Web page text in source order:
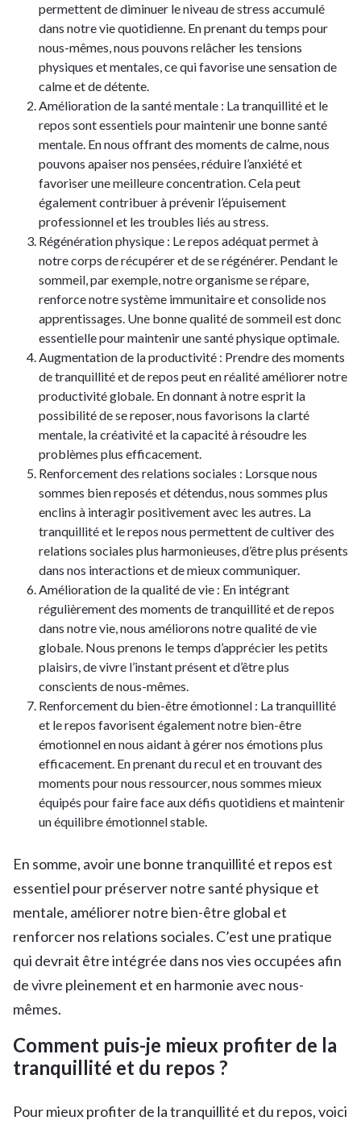
permettent de diminuer le niveau de stress accumulé
dans notre vie quotidienne. En prenant du temps pour
nous-mêmes, nous pouvons relâcher les tensions
physiques et mentales, ce qui favorise une sensation de
calme et de détente.
Amélioration de la santé mentale : La tranquillité et le
repos sont essentiels pour maintenir une bonne santé
mentale. En nous offrant des moments de calme, nous
pouvons apaiser nos pensées, réduire l’anxiété et
favoriser une meilleure concentration. Cela peut
également contribuer à prévenir l’épuisement
professionnel et les troubles liés au stress.
Régénération physique : Le repos adéquat permet à
notre corps de récupérer et de se régénérer. Pendant le
sommeil, par exemple, notre organisme se répare,
renforce notre système immunitaire et consolide nos
apprentissages. Une bonne qualité de sommeil est donc
essentielle pour maintenir une santé physique optimale.
Augmentation de la productivité : Prendre des moments
de tranquillité et de repos peut en réalité améliorer notre
productivité globale. En donnant à notre esprit la
possibilité de se reposer, nous favorisons la clarté
mentale, la créativité et la capacité à résoudre les
problèmes plus efficacement.
Renforcement des relations sociales : Lorsque nous
sommes bien reposés et détendus, nous sommes plus
enclins à interagir positivement avec les autres. La
tranquillité et le repos nous permettent de cultiver des
relations sociales plus harmonieuses, d’être plus présents
dans nos interactions et de mieux communiquer.
Amélioration de la qualité de vie : En intégrant
régulièrement des moments de tranquillité et de repos
dans notre vie, nous améliorons notre qualité de vie
globale. Nous prenons le temps d’apprécier les petits
plaisirs, de vivre l’instant présent et d’être plus
conscients de nous-mêmes.
Renforcement du bien-être émotionnel : La tranquillité
et le repos favorisent également notre bien-être
émotionnel en nous aidant à gérer nos émotions plus
efficacement. En prenant du recul et en trouvant des
moments pour nous ressourcer, nous sommes mieux
équipés pour faire face aux défis quotidiens et maintenir
un équilibre émotionnel stable.
En somme, avoir une bonne tranquillité et repos est
essentiel pour préserver notre santé physique et
mentale, améliorer notre bien-être global et
renforcer nos relations sociales. C’est une pratique
qui devrait être intégrée dans nos vies occupées afin
de vivre pleinement et en harmonie avec nous-
mêmes.
Comment puis-je mieux profiter de la
tranquillité et du repos ?
Pour mieux profiter de la tranquillité et du repos, voici